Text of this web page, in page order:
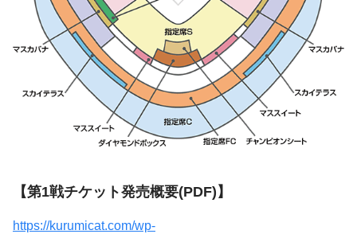
【第1戦チケット発売概要(PDF)】
https://kurumicat.com/wp-